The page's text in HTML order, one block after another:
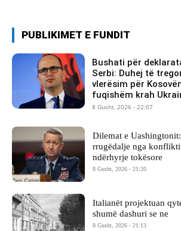
PUBLIKIMET E FUNDIT
Bushati për
Serbi: Duhej të
vlerësim për
fuqishëm krah
8 Gusht, 2026 - 22:07
Dilemat e
rrugëdalje nga
ndërhyrje tokësore
8 Gusht, 2026 - 21:20
Italianët projektuan
shumë dashuri se ne
8 Gusht, 2026 - 21:13